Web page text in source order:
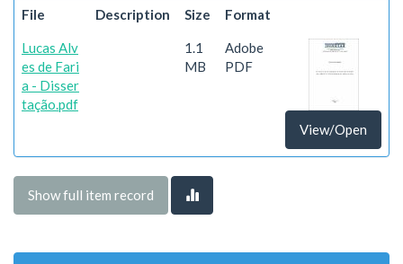
File Description Size Format
Lucas Alv
es de Fari
a - Disser
tação.pdf
1.1
MB
Adobe
PDF
View/Open
Show full item record